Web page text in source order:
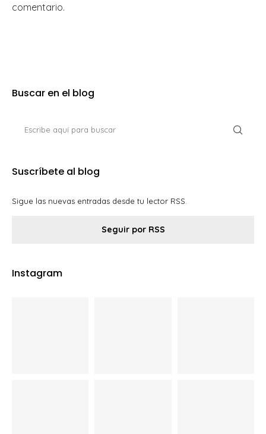
comentario.
Buscar en el blog
Suscríbete al blog
Sigue las nuevas entradas desde tu lector RSS.
Seguir por RSS
Instagram